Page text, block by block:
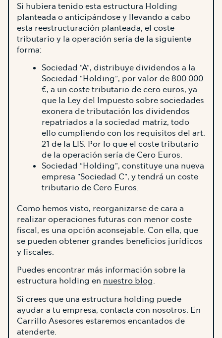
Si hubiera tenido esta estructura Holding
planteada o anticipándose y llevando a cabo
esta reestructuración planteada, el coste
tributario y la operación sería de la siguiente
forma:
Sociedad “A”, distribuye dividendos a la
Sociedad “Holding”, por valor de 800.000
€, a un coste tributario de cero euros, ya
que la Ley del Impuesto sobre sociedades
exonera de tributación los dividendos
repatriados a la sociedad matriz, todo
ello cumpliendo con los requisitos del art.
21 de la LIS. Por lo que el coste tributario
de la operación sería de Cero Euros.
Sociedad “Holding”, constituye una nueva
empresa ”Sociedad C”, y tendrá un coste
tributario de Cero Euros.
Como hemos visto, reorganizarse de cara a
realizar operaciones futuras con menor coste
fiscal, es una opción aconsejable. Con ella, que
se pueden obtener grandes beneficios jurídicos
y fiscales.
Puedes encontrar más información sobre la
estructura holding en nuestro blog.
Si crees que una estructura holding puede
ayudar a tu empresa, contacta con nosotros. En
Carrillo Asesores estaremos encantados de
atenderte.